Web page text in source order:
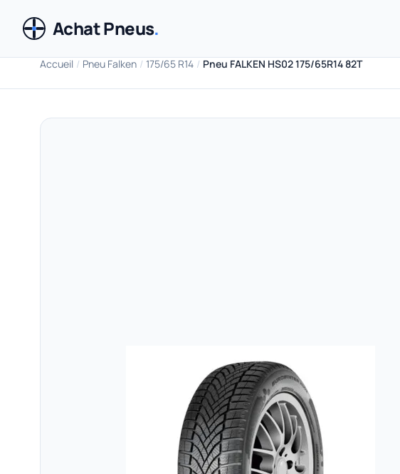
Achat Pneus.
Accueil / Pneu Falken / 175/65 R14 / Pneu FALKEN HS02 175/65R14 82T